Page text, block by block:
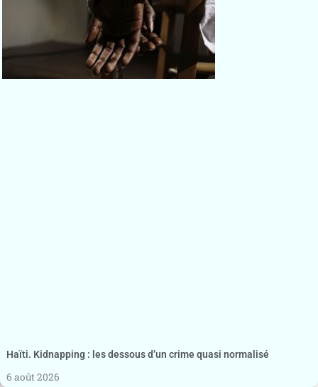
Haïti. Kidnapping : les dessous d’un crime quasi normalisé
6 août 2026